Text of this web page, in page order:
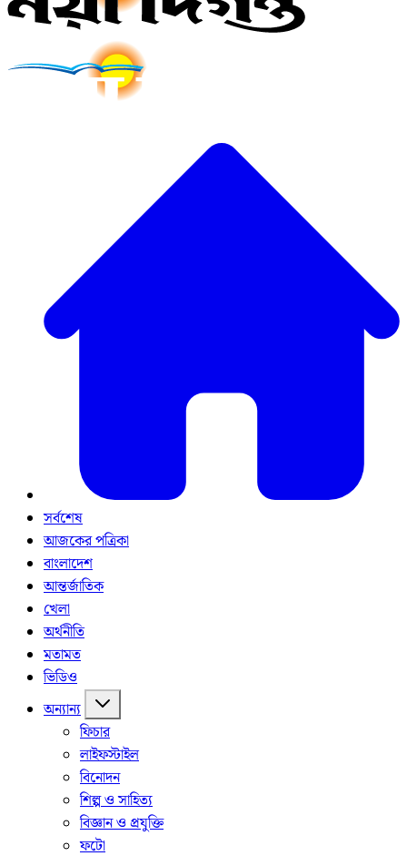
সর্বশেষ
আজকের পত্রিকা
বাংলাদেশ
আন্তর্জাতিক
খেলা
অর্থনীতি
মতামত
ভিডিও
অন্যান্য
ফিচার
লাইফস্টাইল
বিনোদন
শিল্প ও সাহিত্য
বিজ্ঞান ও প্রযুক্তি
ফটো